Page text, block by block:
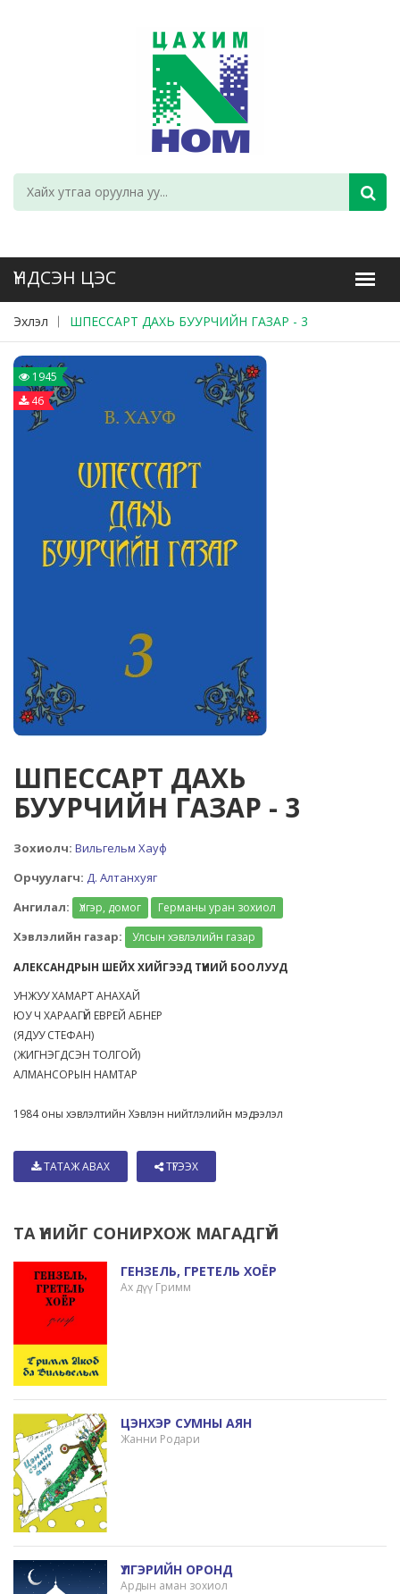
Эхлэл ШПЕССАРТ ДАХЬ БУУРЧИЙН ГАЗАР - 3
1945
46
ШПЕССАРТ ДАХЬ
БУУРЧИЙН ГАЗАР - 3
Зохиолч: Вильгельм Хауф
Орчуулагч: Д. Алтанхуяг
Ангилал:
Үлгэр, домог Германы уран зохиол
Хэвлэлийн газар:
Улсын хэвлэлийн газар
АЛЕКСАНДРЫН ШЕЙХ ХИЙГЭЭД ТҮҮНИЙ БООЛУУД
УНЖУУ ХАМАРТ АНАХАЙ
ЮУ Ч ХАРААГҮЙ ЕВРЕЙ АБНЕР
(ЯДУУ СТЕФАН)
(ЖИГНЭГДСЭН ТОЛГОЙ)
АЛМАНСОРЫН НАМТАР
1984 оны хэвлэлтийн Хэвлэн нийтлэлийн мэдээлэл
ТАТАЖ АВАХ ТҮГЭЭХ
ТА ҮҮНИЙГ СОНИРХОЖ МАГАДГҮЙ
ГЕНЗЕЛЬ, ГРЕТЕЛЬ ХОЁР
Ах дүү Гримм
ЦЭНХЭР СУМНЫ АЯН
Жанни Родари
ҮЛГЭРИЙН ОРОНД
Ардын аман зохиол